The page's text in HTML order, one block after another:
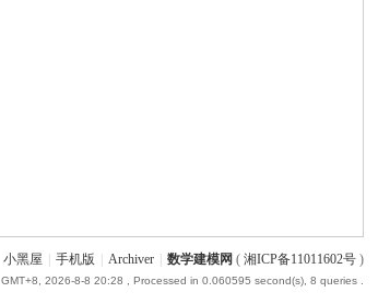
小黑屋 手机版 Archiver 数学建模网 ( 湘ICP备11011602号)
GMT+8, 2026-8-8 20:28 , Processed in 0.060595 second(s), 8 queries .